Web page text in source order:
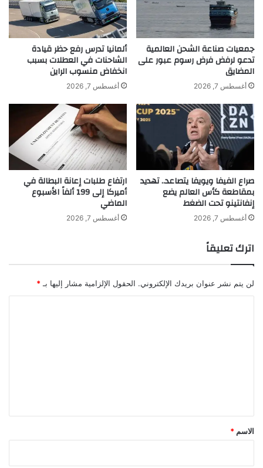
أن يستمر هذا البرنامج التجريبي حتى عام
2027.
khabar3ajeldubai.com — المفوضية الأوروبية تطلق صندوقاً
بـ115 مليون يورو لتعزيز الابتكارات الدفاعية
ش
ر
ا
ل
ا
ض
ي
.
.
ك
ي
ف
ن
ه
ا
ر
ل
ذ
ه
ب
ف
ز
م
ة
جمعيات صناعة الشحن العالمية
تدعو لرفض فرض رسوم عبور على
المضايق
أغسطس 7, 2026
ألمانيا تدرس رفع حظر قيادة
الشاحنات في العطلات بسبب
انخفاض منسوب الراين
أغسطس 7, 2026
صراع الفيفا ويويفا يتصاعد.. تهديد
بمقاطعة كأس العالم يضع
إنفانتينو تحت الضغط
أغسطس 7, 2026
ارتفاع طلبات إعانة البطالة في
أميركا إلى 199 ألفاً الأسبوع
الماضي
أغسطس 7, 2026
اترك تعليقاً
لن يتم نشر عنوان بريدك الإلكتروني. الحقول الإلزامية مشار إليها بـ*
*
الاسم *